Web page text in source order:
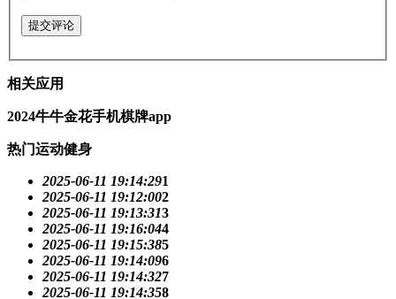
提交评论
相关应用
2024牛牛金花手机棋牌app
热门运动健身
2025-06-11 19:14:291
2025-06-11 19:12:002
2025-06-11 19:13:313
2025-06-11 19:16:044
2025-06-11 19:15:385
2025-06-11 19:14:096
2025-06-11 19:14:327
2025-06-11 19:14:358